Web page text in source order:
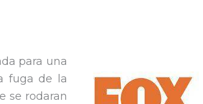
para una
fuga de la
se rodaran